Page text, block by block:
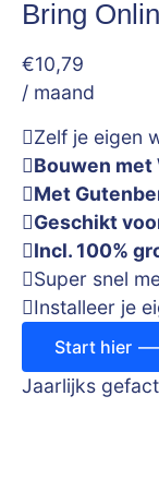
Bring
€10,79
/ maand
Zelf je eigen
Bouwen met
Met
Geschikt
Incl. 100%
Super snel
Installeer je
Start hier
Jaarlijks